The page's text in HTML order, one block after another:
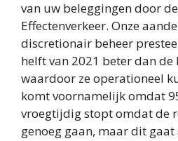
van uw beleggingen door
Effectenverkeer. Onze
discretionair beheer
helft van 2021 beter dan de
waardoor ze operationeel
komt voornamelijk omdat
vroegtijdig stopt omdat de
genoeg gaan, maar dit